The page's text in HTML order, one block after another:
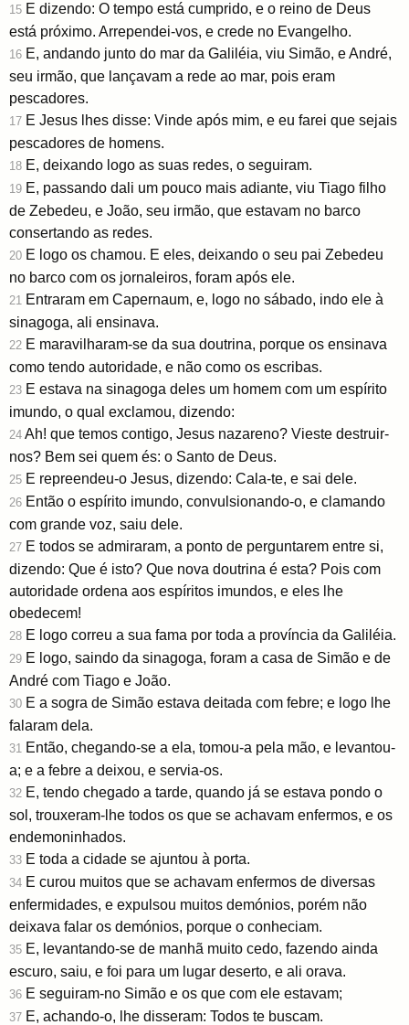
15 E dizendo: O tempo está cumprido, e o reino de Deus
está próximo. Arrependei-vos, e crede no Evangelho.
16 E, andando junto do mar da Galiléia, viu Simão, e André,
seu irmão, que lançavam a rede ao mar, pois eram
pescadores.
17 E Jesus lhes disse: Vinde após mim, e eu farei que sejais
pescadores de homens.
18 E, deixando logo as suas redes, o seguiram.
19 E, passando dali um pouco mais adiante, viu Tiago filho
de Zebedeu, e João, seu irmão, que estavam no barco
consertando as redes.
20 E logo os chamou. E eles, deixando o seu pai Zebedeu
no barco com os jornaleiros, foram após ele.
21 Entraram em Capernaum, e, logo no sábado, indo ele à
sinagoga, ali ensinava.
22 E maravilharam-se da sua doutrina, porque os ensinava
como tendo autoridade, e não como os escribas.
23 E estava na sinagoga deles um homem com um espírito
imundo, o qual exclamou, dizendo:
24 Ah! que temos contigo, Jesus nazareno? Vieste destruir-
nos? Bem sei quem és: o Santo de Deus.
25 E repreendeu-o Jesus, dizendo: Cala-te, e sai dele.
26 Então o espírito imundo, convulsionando-o, e clamando
com grande voz, saiu dele.
27 E todos se admiraram, a ponto de perguntarem entre si,
dizendo: Que é isto? Que nova doutrina é esta? Pois com
autoridade ordena aos espíritos imundos, e eles lhe
obedecem!
28 E logo correu a sua fama por toda a província da Galiléia.
29 E logo, saindo da sinagoga, foram a casa de Simão e de
André com Tiago e João.
30 E a sogra de Simão estava deitada com febre; e logo lhe
falaram dela.
31 Então, chegando-se a ela, tomou-a pela mão, e levantou-
a; e a febre a deixou, e servia-os.
32 E, tendo chegado a tarde, quando já se estava pondo o
sol, trouxeram-lhe todos os que se achavam enfermos, e os
endemoninhados.
33 E toda a cidade se ajuntou à porta.
34 E curou muitos que se achavam enfermos de diversas
enfermidades, e expulsou muitos demónios, porém não
deixava falar os demónios, porque o conheciam.
35 E, levantando-se de manhã muito cedo, fazendo ainda
escuro, saiu, e foi para um lugar deserto, e ali orava.
36 E seguiram-no Simão e os que com ele estavam;
37 E, achando-o, lhe disseram: Todos te buscam.